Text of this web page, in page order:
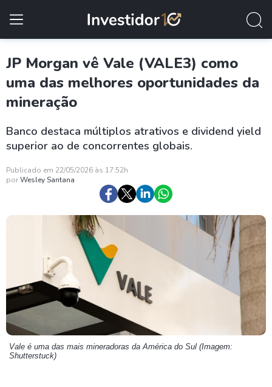
JP Morgan vê Vale (VALE3) como
uma das melhores oportunidades da
mineração
Banco destaca múltiplos atrativos e dividend yield
superior ao de concorrentes globais.
Publicado em 22/05/2026 às 17:52h
porWesley Santana
Vale é uma das mais mineradoras da América do Sul (Imagem:
Shutterstuck)